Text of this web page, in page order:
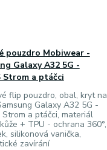
pouzdro Mobiwear -
Galaxy A32 5G -
Strom a ptáčci
flip pouzdro, obal, kryt na
Galaxy A32 5G -
Strom a ptáčci, materiál
+ TPU - ochrana 360°,
silikonová vanička,
zavírání